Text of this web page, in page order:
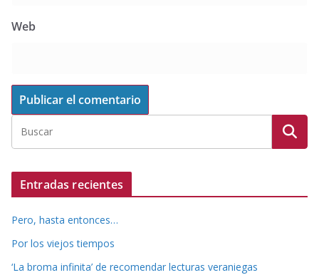
Web
Entradas recientes
Pero, hasta entonces…
Por los viejos tiempos
‘La broma infinita’ de recomendar lecturas veraniegas